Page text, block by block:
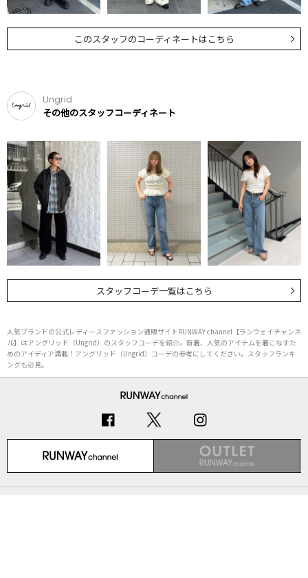
このスタッフのコーディネートはこちら
Ungrid
その他のスタッフコーディネート
スタッフコーデ一覧はこちら
人気ブランドの公式レディースファッション通販サイトRUNWAY channel【ランウェイチャンネ
ル】はアングリッド（Ungrid）のスタッフコーデを紹介。新着、人気のアイテムを着こなすた
めのアイディア満載！アングリッド（Ungrid）コーデの参考にしてください。スタッフランキ
ングも必見。